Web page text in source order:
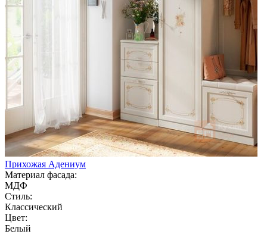
Прихожая Адениум
Материал фасада:
МДФ
Стиль:
Классический
Цвет:
Белый